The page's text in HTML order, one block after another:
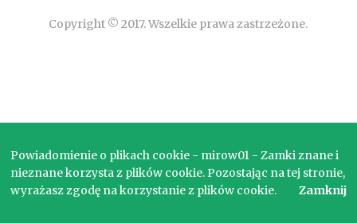
Copyright © 2017. Wszelkie prawa zastrzeżone.
Powiadomienie o plikach cookie - mirow01 - Zamki znane i
nieznane korzysta z plików cookie. Pozostając na tej stronie,
wyrażasz zgodę na korzystanie z plików cookie.
Zamknij